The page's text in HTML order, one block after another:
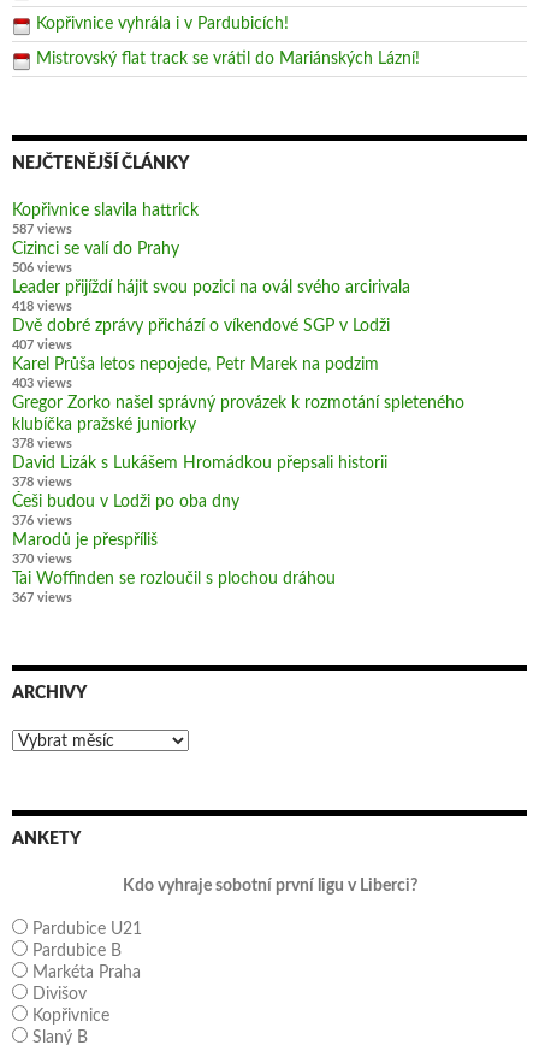
Kopřivnice vyhrála i v Pardubicích!
Mistrovský flat track se vrátil do Mariánských Lázní!
NEJČTENĚJŠÍ ČLÁNKY
Kopřivnice slavila hattrick
587 views
Cizinci se valí do Prahy
506 views
Leader přijíždí hájit svou pozici na ovál svého arcirivala
418 views
Dvě dobré zprávy přichází o víkendové SGP v Lodži
407 views
Karel Průša letos nepojede, Petr Marek na podzim
403 views
Gregor Zorko našel správný provázek k rozmotání spleteného
klubíčka pražské juniorky
378 views
David Lizák s Lukášem Hromádkou přepsali historii
378 views
Češi budou v Lodži po oba dny
376 views
Marodů je přespříliš
370 views
Tai Woffinden se rozloučil s plochou dráhou
367 views
ARCHIVY
Archivy
ANKETY
Kdo vyhraje sobotní první ligu v Liberci?
Pardubice U21
Pardubice B
Markéta Praha
Divišov
Kopřivnice
Slaný B